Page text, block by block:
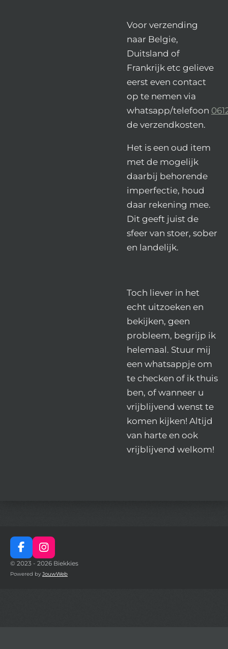
Voor verzending
naar Belgie,
Duitsland of
Frankrijk etc gelieve
eerst even contact
op te nemen via
whatsapp/telefoon
de verzendkosten.
Het is een oud item
met de mogelijk
daarbij behorende
imperfectie, houd
daar rekening mee.
Dit geeft juist de
sfeer van stoer, sober
en landelijk.
Toch liever in het
echt uitzoeken en
bekijken, geen
probleem, begrijp ik
helemaal. Stuur mij
een whatsappje om
te checken of ik thuis
ben, of wanneer u
vrijblijvend wenst te
komen kijken! Altijd
van harte en ook
vrijblijvend welkom!
F
a
c
I
n
s
© 2023 - 2026 Biekkies
Powered by JouwWeb